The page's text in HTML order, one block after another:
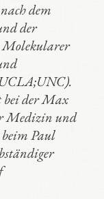
dem
der
Molekularer
der Max
Medizin und
Paul